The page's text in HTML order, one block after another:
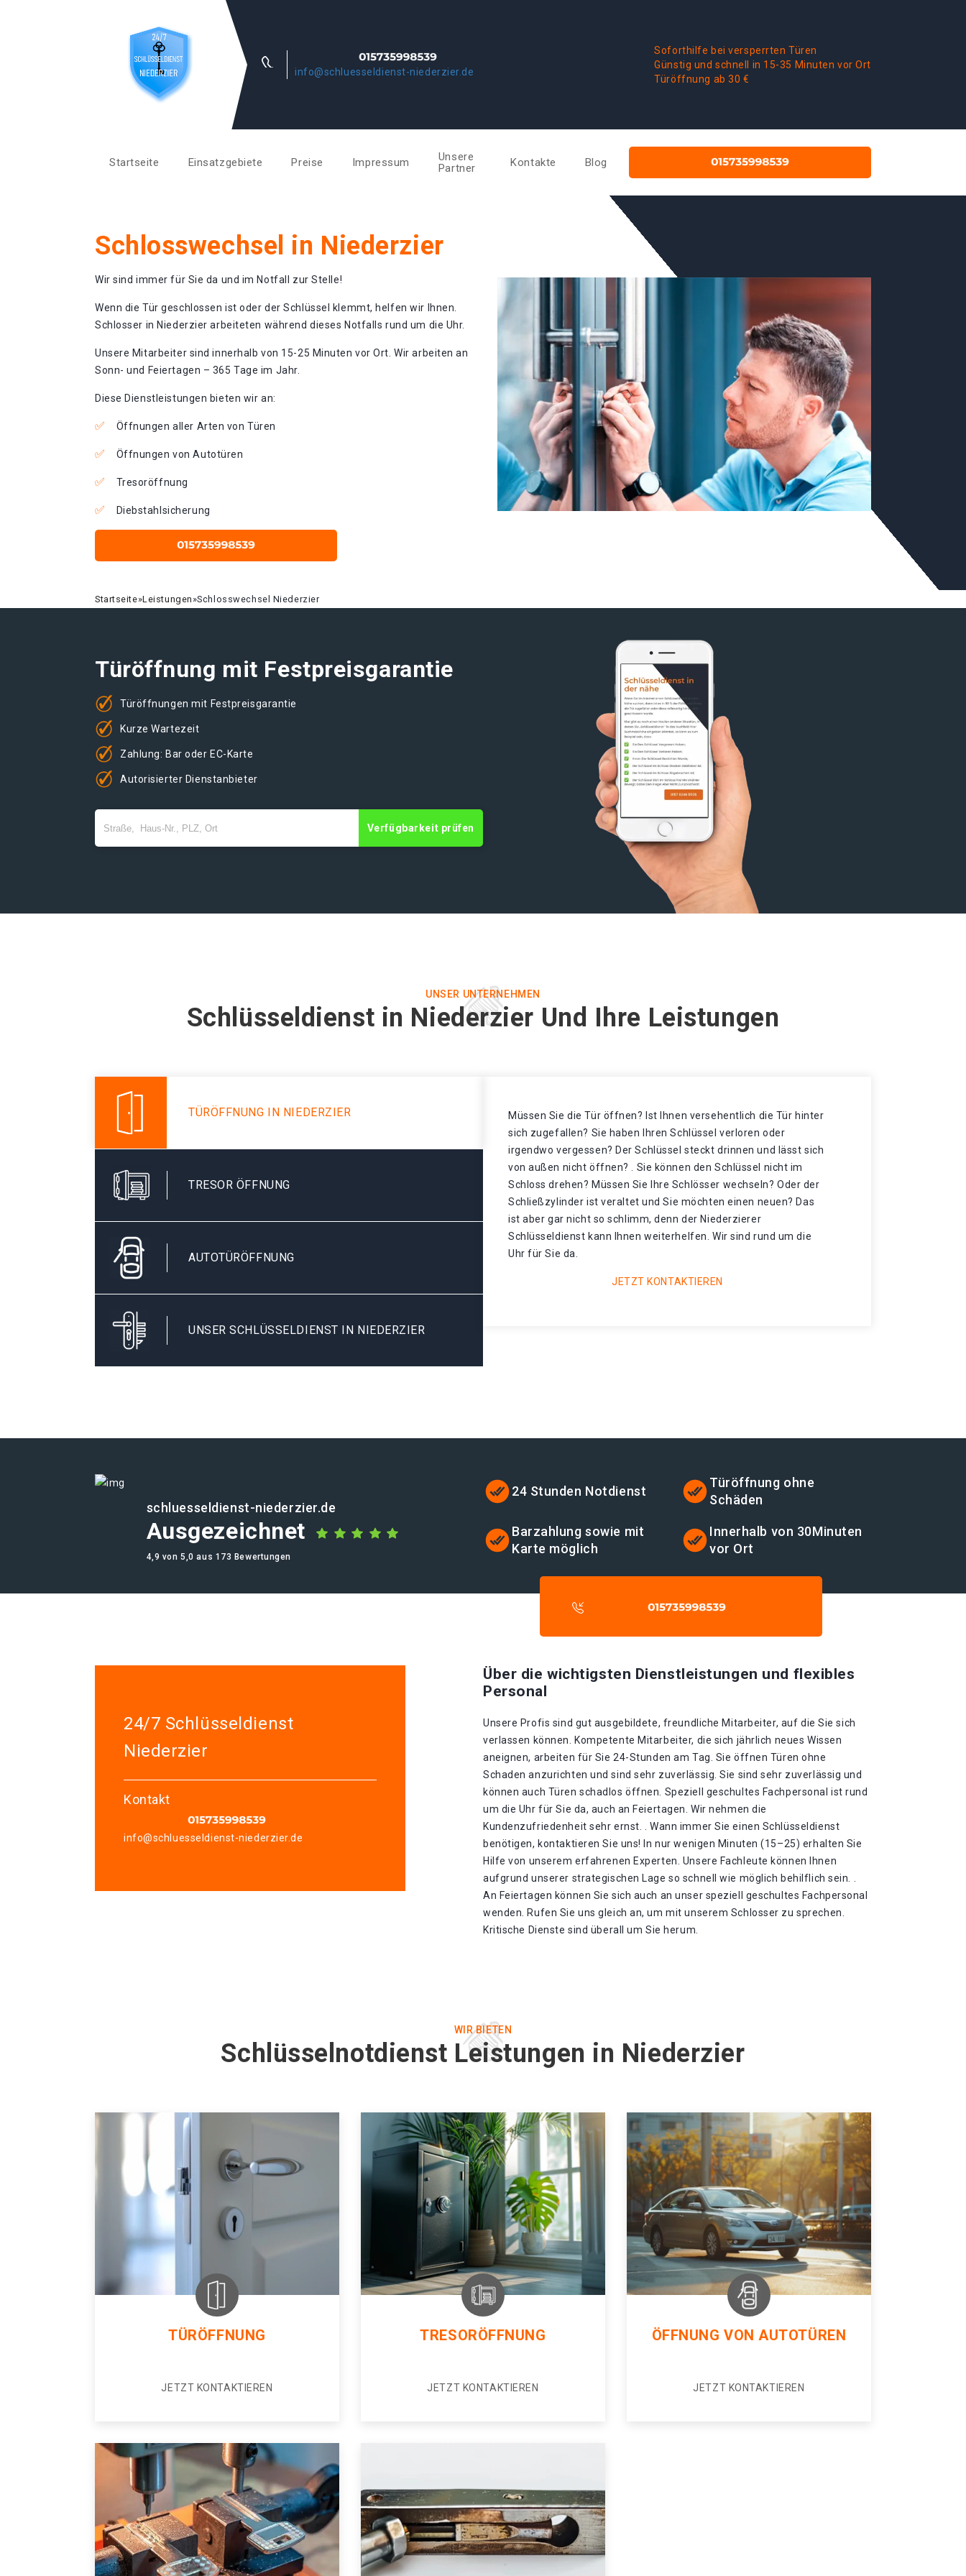
info@schluesseldienst-niederzier.de
Soforthilfe bei versperrten Türen
Günstig und schnell in 15-35 Minuten vor Ort
Türöffnung ab 30 €
Startseite Einsatzgebiete Preise Impressum
Unsere
Partner
Kontakte Blog
Schlosswechsel in Niederzier
Wir sind immer für Sie da und im Notfall zur Stelle!
Wenn die Tür geschlossen ist oder der Schlüssel klemmt, helfen wir Ihnen.
Schlosser in Niederzier arbeiteten während dieses Notfalls rund um die Uhr.
Unsere Mitarbeiter sind innerhalb von 15-25 Minuten vor Ort. Wir arbeiten an
Sonn- und Feiertagen – 365 Tage im Jahr.
Diese Dienstleistungen bieten wir an:
Öffnungen aller Arten von Türen
Öffnungen von Autotüren
Tresoröffnung
Diebstahlsicherung
Startseite»Leistungen»Schlosswechsel Niederzier
Türöffnung mit Festpreisgarantie
Türöffnungen mit Festpreisgarantie
Kurze Wartezeit
Zahlung: Bar oder EC-Karte
Autorisierter Dienstanbieter
Verfügbarkeit prüfen
UNSER UNTERNEHMEN
Schlüsseldienst in Niederzier Und Ihre Leistungen
TÜRÖFFNUNG IN NIEDERZIER
TRESOR ÖFFNUNG
AUTOTÜRÖFFNUNG
UNSER SCHLÜSSELDIENST IN NIEDERZIER
Müssen Sie die Tür öffnen? Ist Ihnen versehentlich die Tür hinter
sich zugefallen? Sie haben Ihren Schlüssel verloren oder
irgendwo vergessen? Der Schlüssel steckt drinnen und lässt sich
von außen nicht öffnen? . Sie können den Schlüssel nicht im
Schloss drehen? Müssen Sie Ihre Schlösser wechseln? Oder der
Schließzylinder ist veraltet und Sie möchten einen neuen? Das
ist aber gar nicht so schlimm, denn der Niederzierer
Schlüsseldienst kann Ihnen weiterhelfen. Wir sind rund um die
Uhr für Sie da.
JETZT KONTAKTIEREN
schluesseldienst-niederzier.de
Ausgezeichnet
4,9 von 5,0 aus 173 Bewertungen
24 Stunden Notdienst
Türöffnung ohne
Schäden
Barzahlung sowie mit
Karte möglich
Innerhalb von 30Minuten
vor Ort
24/7 Schlüsseldienst
Niederzier
Kontakt
info@schluesseldienst-niederzier.de
Über die wichtigsten Dienstleistungen und flexibles
Personal
Unsere Profis sind gut ausgebildete, freundliche Mitarbeiter, auf die Sie sich
verlassen können. Kompetente Mitarbeiter, die sich jährlich neues Wissen
aneignen, arbeiten für Sie 24-Stunden am Tag. Sie öffnen Türen ohne
Schaden anzurichten und sind sehr zuverlässig. Sie sind sehr zuverlässig und
können auch Türen schadlos öffnen. Speziell geschultes Fachpersonal ist rund
um die Uhr für Sie da, auch an Feiertagen. Wir nehmen die
Kundenzufriedenheit sehr ernst. . Wann immer Sie einen Schlüsseldienst
benötigen, kontaktieren Sie uns! In nur wenigen Minuten (15–25) erhalten Sie
Hilfe von unserem erfahrenen Experten. Unsere Fachleute können Ihnen
aufgrund unserer strategischen Lage so schnell wie möglich behilflich sein. .
An Feiertagen können Sie sich auch an unser speziell geschultes Fachpersonal
wenden. Rufen Sie uns gleich an, um mit unserem Schlosser zu sprechen.
Kritische Dienste sind überall um Sie herum.
WIR BIETEN
Schlüsselnotdienst Leistungen in Niederzier
TÜRÖFFNUNG
JETZT KONTAKTIEREN
TRESORÖFFNUNG
JETZT KONTAKTIEREN
ÖFFNUNG VON AUTOTÜREN
JETZT KONTAKTIEREN